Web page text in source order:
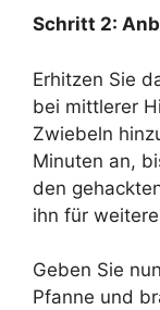
Schritt 2:
Erhitzen Sie
bei mittlerer
Zwiebeln
Minuten an,
den
ihn für
Geben Sie
Pfanne und